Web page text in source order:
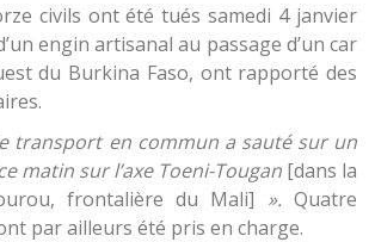
civils ont été tués samedi 4 janvier
engin artisanal au passage d’un car
du Burkina Faso, ont rapporté des
transport en commun a sauté sur un
matin sur l’axe Toeni-Tougan [dans la
frontalière du Mali] ».Quatre
par ailleurs été pris en charge.